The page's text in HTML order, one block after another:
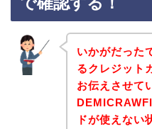
いかがだった
るクレジット
お伝えさせて
ドが使えない